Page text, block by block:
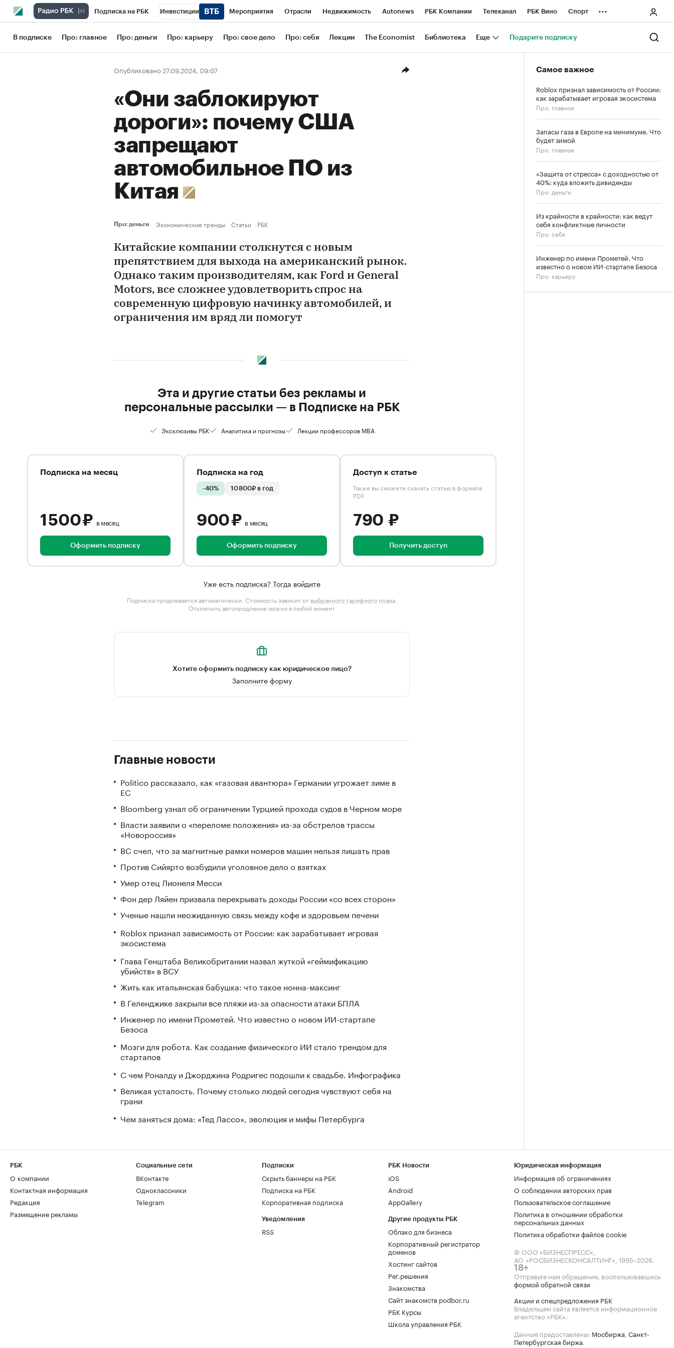
Подписка на РБК Инвестиции Мероприятия Отрасли Недвижимость Autonews РБК Компании Телеканал РБК Вино Спорт
Школа управления РБК РБК Образование РБК Life Тренды Визионеры Национальные проекты Город
Рынок наличной валюты
...
В подписке Про: главное Про: деньги Про: карьеру Про: свое дело Про: себя Лекции The Economist Библиотека Еще Подарите подписку
Опубликовано 27.09.2024, 09:07
«Они заблокируют
дороги»: почему США
запрещают
автомобильное ПО из
Китая
Про: деньги Экономические тренды Статьи РБК
Китайские компании столкнутся с новым
препятствием для выхода на американский рынок.
Однако таким производителям, как Ford и General
Motors, все сложнее удовлетворить спрос на
современную цифровую начинку автомобилей, и
ограничения им вряд ли помогут
Эта и другие статьи без рекламы и
персональные рассылки — в Подписке на РБК
Эксклюзивы РБК Аналитика и прогнозы Лекции профессоров MBA
Подписка на месяц
1 500 ₽ в месяц
Оформить подписку
Подписка на год
-40% 10 800₽ в год
900 ₽ в месяц
Оформить подписку
Доступ к статье
Также вы сможете скачать статью в формате
PDF
790 ₽
Получить доступ
Уже есть подписка? Тогда войдите
Подписка продлевается автоматически. Стоимость зависит от выбранного тарифного плана.
Отключить автопродление можно в любой момент
Хотите оформить подписку как юридическое лицо?
Заполните форму
Главные новости
Politico рассказало, как «газовая авантюра» Германии угрожает зиме в
ЕС
Bloomberg узнал об ограничении Турцией прохода судов в Черном море
Власти заявили о «переломе положения» из-за обстрелов трассы
«Новороссия»
ВС счел, что за магнитные рамки номеров машин нельзя лишать прав
Против Сийярто возбудили уголовное дело о взятках
Умер отец Лионеля Месси
Фон дер Ляйен призвала перекрывать доходы России «со всех сторон»
Ученые нашли неожиданную связь между кофе и здоровьем печени
Roblox признал зависимость от России: как зарабатывает игровая
экосистема
Глава Генштаба Великобритании назвал жуткой «геймификацию
убийств» в ВСУ
Жить как итальянская бабушка: что такое нонна-максинг
В Геленджике закрыли все пляжи из-за опасности атаки БПЛА
Инженер по имени Прометей. Что известно о новом ИИ-стартапе
Безоса
Мозги для робота. Как создание физического ИИ стало трендом для
стартапов
С чем Роналду и Джорджина Родригес подошли к свадьбе. Инфографика
Великая усталость. Почему столько людей сегодня чувствуют себя на
грани
Чем заняться дома: «Тед Лассо», эволюция и мифы Петербурга
Самое важное
Roblox признал зависимость от России:
как зарабатывает игровая экосистема
Про: главное
Запасы газа в Европе на минимуме. Что
будет зимой
Про: главное
«Защита от стресса» с доходностью от
40%: куда вложить дивиденды
Про: деньги
Из крайности в крайности: как ведут
себя конфликтные личности
Про: себя
Инженер по имени Прометей. Что
известно о новом ИИ-стартапе Безоса
Про: карьеру
РБК
О компании
Контактная информация
Редакция
Размещение рекламы
Социальные сети
ВКонтакте
Одноклассники
Telegram
Подписки
Скрыть баннеры на РБК
Подписка на РБК
Корпоративная подписка
Уведомления
RSS
РБК Новости
iOS
Android
AppGallery
Другие продукты РБК
Облако для бизнеса
Корпоративный регистратор
доменов
Хостинг сайтов
Рег.решения
Знакомства
Сайт знакомств podbor.ru
РБК Курсы
Школа управления РБК
Юридическая информация
Информация об ограничениях
О соблюдении авторских прав
Пользовательское соглашение
Политика в отношении обработки
персональных данных
Политика обработки файлов cookie
© ООО «БИЗНЕСПРЕСС»,
АО «РОСБИЗНЕСКОНСАЛТИНГ», 1995–2026.
18+
Отправьте нам обращение, воспользовавшись
формой обратной связи
Акции и спецпредложения РБК
Владельцем сайта является информационное
агентство «РБК».
Данные предоставлены: Мосбиржа, Санкт-
Петербургская биржа.